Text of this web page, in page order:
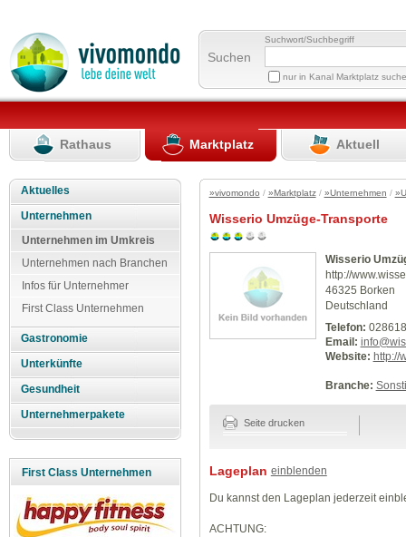
Suchen
Suchwort/Suchbegriff
nur in Kanal Marktplatz
Rathaus Marktplatz Aktuell
Aktuelles
Unternehmen
Unternehmen im Umkreis
Unternehmen nach Branchen
Infos für Unternehmer
First Class Unternehmen
Gastronomie
Unterkünfte
Gesundheit
Unternehmerpakete
First Class Unternehmen
»vivomondo / »Marktplatz/ »Unternehmen /
Wisserio Umzüge-Transporte
Wisserio
http://
46325 Borken
Deutschland
Telefon:
Email:
Website: http://
Branche:
Seite drucken
Lageplan einblenden
Du kannst den Lageplan jederzeit
ACHTUNG: